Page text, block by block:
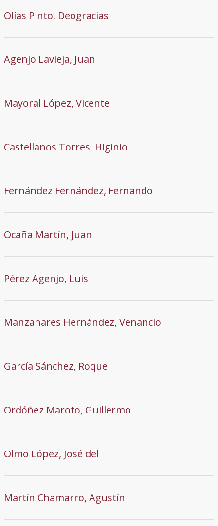
Olías Pinto, Deogracias
Agenjo Lavieja, Juan
Mayoral López, Vicente
Castellanos Torres, Higinio
Fernández Fernández, Fernando
Ocaña Martín, Juan
Pérez Agenjo, Luis
Manzanares Hernández, Venancio
García Sánchez, Roque
Ordóñez Maroto, Guillermo
Olmo López, José del
Martín Chamarro, Agustín